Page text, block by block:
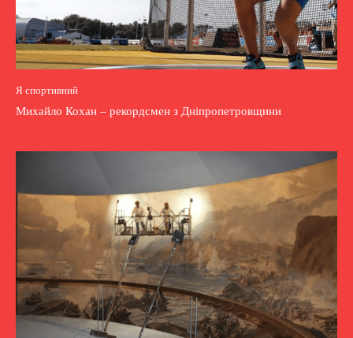
Я спортивний
Михайло Кохан – рекордсмен з Дніпропетровщини